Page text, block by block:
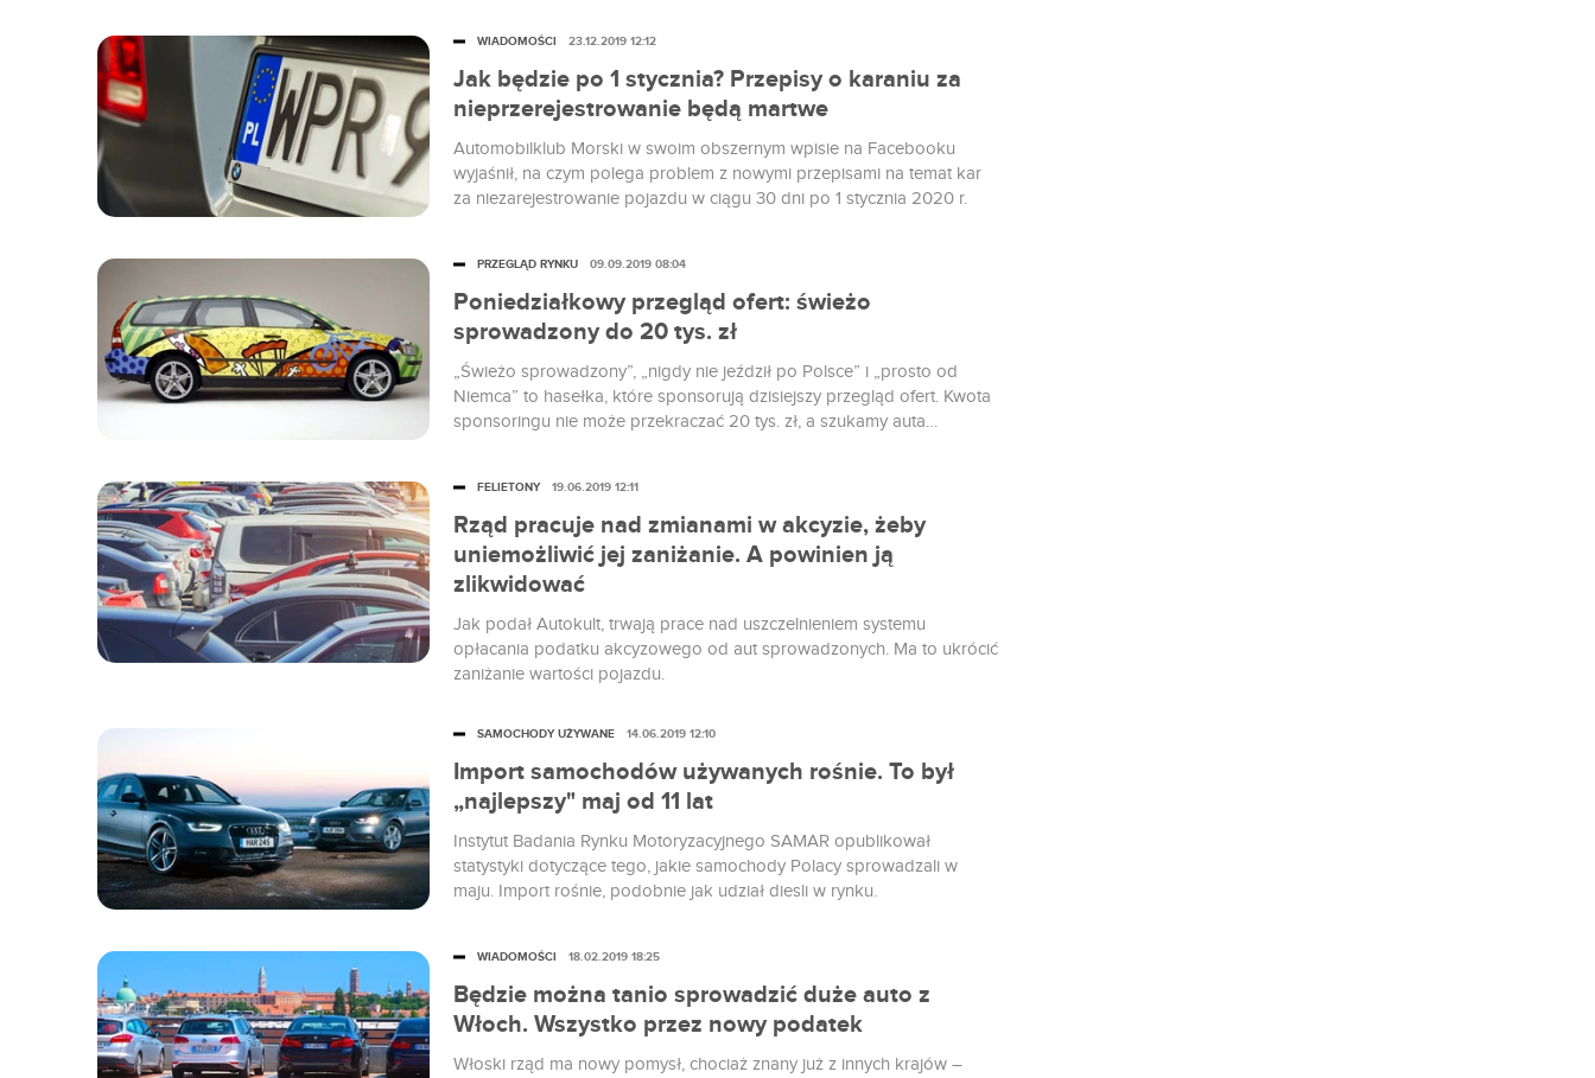
Jak będzie po 1 stycznia? Przepisy o karaniu za
nieprzerejestrowanie będą martwe
Automobilklub Morski w swoim obszernym wpisie na Facebooku
wyjaśnił, na czym polega problem z nowymi przepisami na temat kar
za niezarejestrowanie pojazdu w ciągu 30 dni po 1 stycznia 2020 r.
WIADOMOŚCI 23.12.2019 12:12
Poniedziałkowy przegląd ofert: świeżo
sprowadzony do 20 tys. zł
„Świeżo sprowadzony”, „nigdy nie jeździł po Polsce” i „prosto od
Niemca” to hasełka, które sponsorują dzisiejszy przegląd ofert. Kwota
sponsoringu nie może przekraczać 20 tys. zł, a szukamy auta
PRZEGLĄD RYNKU 09.09.2019 08:04
Rząd pracuje nad zmianami w akcyzie, żeby
uniemożliwić jej zaniżanie. A powinien ją
zlikwidować
Jak podał Autokult, trwają prace nad uszczelnieniem systemu
opłacania podatku akcyzowego od aut sprowadzonych. Ma to ukrócić
zaniżanie wartości pojazdu.
FELIETONY 19.06.2019 12:11
Import samochodów używanych rośnie. To był
„najlepszy" maj od 11 lat
Instytut Badania Rynku Motoryzacyjnego SAMAR opublikował
statystyki dotyczące tego, jakie samochody Polacy sprowadzali w
maju. Import rośnie, podobnie jak udział diesli w rynku.
SAMOCHODY UŻYWANE 14.06.2019 12:10
Będzie można tanio sprowadzić duże auto z
Włoch. Wszystko przez nowy podatek
Włoski rząd ma nowy pomysł, chociaż znany już z innych krajów –
WIADOMOŚCI 18.02.2019 18:25